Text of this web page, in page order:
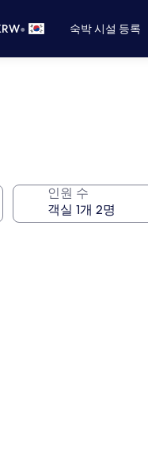
• 숙박 시설 등록
인원 수